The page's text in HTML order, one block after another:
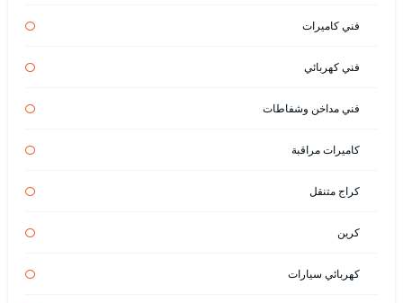
فني كاميرات
فني كهربائي
فني مداخن وشفاطات
كاميرات مراقبة
كراج متنقل
كرين
كهربائي سيارات